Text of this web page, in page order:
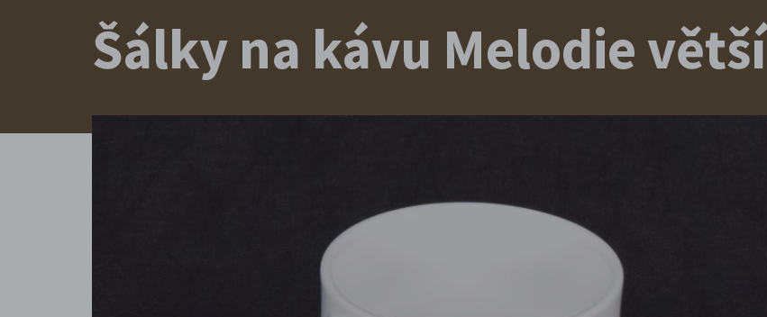
Šálky na kávu Melodie větší